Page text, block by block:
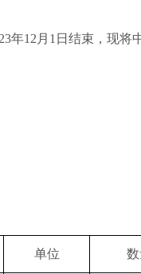
年12 月 1 日结束，现将
单位